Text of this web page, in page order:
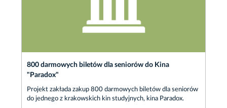
800 darmowych biletów dla seniorów do Kina
"Paradox"
Projekt zakłada zakup 800 darmowych biletów dla seniorów
do jednego z krakowskich kin studyjnych, kina Paradox.